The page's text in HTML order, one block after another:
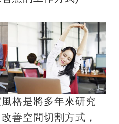
格是將多年來研究
善空間切割方式，